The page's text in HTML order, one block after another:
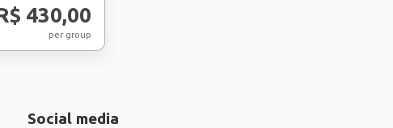
430,00
per group
Social media